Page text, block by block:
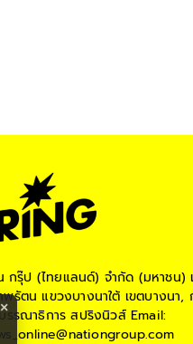
กรุ๊ป (ไทยแลนด์) จำกัด (มหาชน)
ทพรัตน แขวงบางนาใต้ เขตบางนา
รณาธิการ สปริงนิวส์Email:
×